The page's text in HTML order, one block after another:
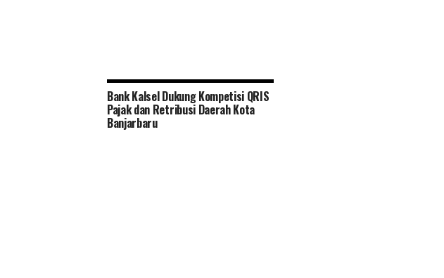
Bank Kalsel Dukung Kompetisi QRIS
Pajak dan Retribusi Daerah Kota
Banjarbaru